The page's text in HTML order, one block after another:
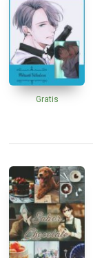
Gratis